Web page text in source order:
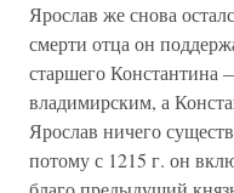
Ярослав же снова
смерти отца он
старшего
владимирским, а
Ярослав ничего
потому с 1215 г. он